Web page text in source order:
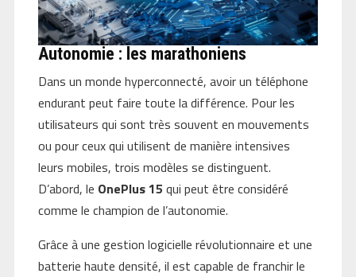
Autonomie : les marathoniens
Dans un monde hyperconnecté, avoir un téléphone
endurant peut faire toute la différence. Pour les
utilisateurs qui sont très souvent en mouvements
ou pour ceux qui utilisent de manière intensives
leurs mobiles, trois modèles se distinguent.
D’abord, le OnePlus 15 qui peut être considéré
comme le champion de l’autonomie.
Grâce à une gestion logicielle révolutionnaire et une
batterie haute densité, il est capable de franchir le